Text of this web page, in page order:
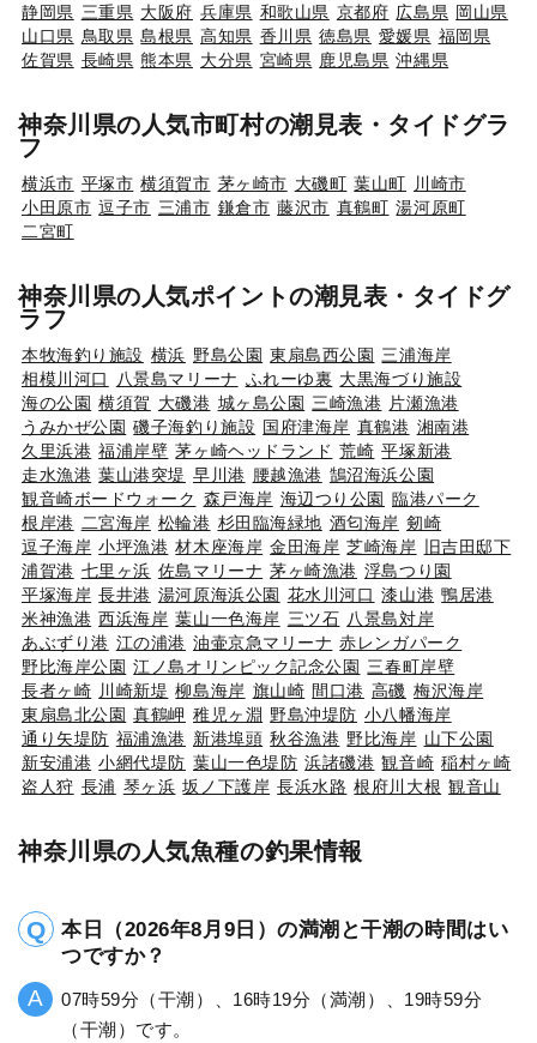
静岡県 三重県 大阪府 兵庫県 和歌山県 京都府 広島県 岡山県
山口県 鳥取県 島根県 高知県 香川県 徳島県 愛媛県 福岡県
佐賀県 長崎県 熊本県 大分県 宮崎県 鹿児島県 沖縄県
神奈川県の人気市町村の潮見表・タイドグラ
フ
横浜市 平塚市 横須賀市 茅ヶ崎市 大磯町 葉山町
川崎市
小田原市 逗子市 三浦市 鎌倉市 藤沢市 真鶴町 湯河原町
二宮町
神奈川県の人気ポイントの潮見表・タイドグ
ラフ
本牧海釣り施設 横浜 野島公園 東扇島西公園 三浦海岸
相模川河口
八景島マリーナ ふれーゆ裏 大黒海づり施設
海の公園 横須賀 大磯港 城ヶ島公園 三崎漁港 片瀬漁港
うみかぜ公園 磯子海釣り施設 国府津海岸 真鶴港 湘南港
久里浜港 福浦岸壁 茅ヶ崎ヘッドランド 荒崎 平塚新港
走水漁港 葉山港突堤 早川港 腰越漁港 鵠沼海浜公園
観音崎ボードウォーク 森戸海岸 海辺つり公園 臨港パーク
根岸港 二宮海岸 松輪港 杉田臨海緑地 酒匂海岸 剱崎
逗子海岸 小坪漁港 材木座海岸 金田海岸 芝崎海岸 旧吉田邸下
浦賀港 七里ヶ浜 佐島マリーナ 茅ヶ崎漁港 浮島つり園
平塚海岸 長井港 湯河原海浜公園 花水川河口 漆山港 鴨居港
米神漁港 西浜海岸 葉山一色海岸 三ツ石 八景島対岸
あぶずり港 江の浦港 油壷京急マリーナ 赤レンガパーク
野比海岸公園 江ノ島オリンピック記念公園 三春町岸壁
長者ヶ崎 川崎新堤 柳島海岸 旗山崎 間口港 高磯 梅沢海岸
東扇島北公園 真鶴岬 稚児ヶ淵 野島沖堤防 小八幡海岸
通り矢堤防 福浦漁港 新港埠頭 秋谷漁港 野比海岸 山下公園
新安浦港 小網代堤防 葉山一色堤防 浜諸磯港 観音崎 稲村ヶ崎
盗人狩 長浦 琴ヶ浜 坂ノ下護岸 長浜水路 根府川大根 観音山
神奈川県の人気魚種の釣果情報
本日（2026年8月9日）の満潮と干潮の時間はい
つですか？
07時59分（干潮）、16時19分（満潮）、19時59分
（干潮）です。